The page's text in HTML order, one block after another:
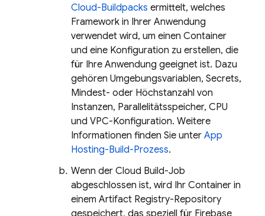
Cloud-Buildpacks ermittelt, welches
Framework in Ihrer Anwendung
verwendet wird, um einen Container
und eine Konfiguration zu erstellen, die
für Ihre Anwendung geeignet ist. Dazu
gehören Umgebungsvariablen, Secrets,
Mindest- oder Höchstanzahl von
Instanzen, Parallelitätsspeicher, CPU
und VPC-Konfiguration. Weitere
Informationen finden Sie unter App
Hosting-Build-Prozess.
Wenn der Cloud Build-Job
abgeschlossen ist, wird Ihr Container in
einem Artifact Registry-Repository
gespeichert, das speziell für Firebase